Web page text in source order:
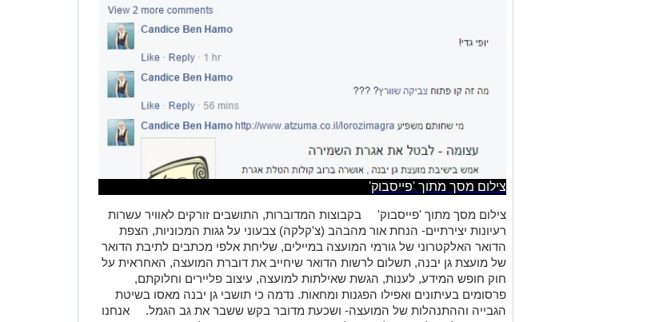
צילום מסך מתוך 'פייסבוק'
צילום מסך מתוך 'פייסבוק' בקבוצות המדוברות, התושבים זורקים לאוויר עשרות
רעיונות יצירתיים- הנחת אור מהבהב (צ'קלקה) צבעוני על גגות המכוניות, הצפת
הדואר האלקטרוני של גורמי המועצה במיילים, שליחת אלפי מכתבים לתיבת הדואר
של מועצת גן יבנה, תשלום לרשות הדואר שיחייב את דוברת המועצה, האחראית על
חוק חופש המידע, לענות, הגשת שאילתות למועצה, עיצוב פליירים וחלוקתם,
פרסומים בעיתונים ואפילו הפגנות ומחאות. נדמה כי תושבי גן יבנה מאסו בשיטת
הגבייה וההתנהלות של המועצה- ושכעת מדובר בקש ששבר את גב הגמל.
אנחנו